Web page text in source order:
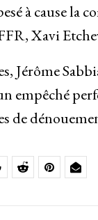
à cause la
Xavi
Jérôme
empêché
de